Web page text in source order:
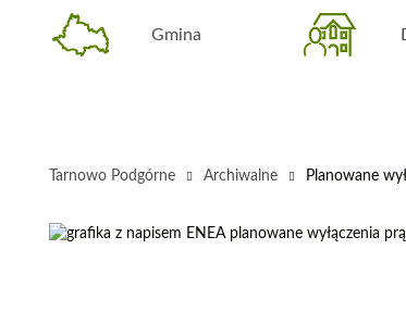
Gmina
Tarnowo Podgórne Archiwalne Planowane